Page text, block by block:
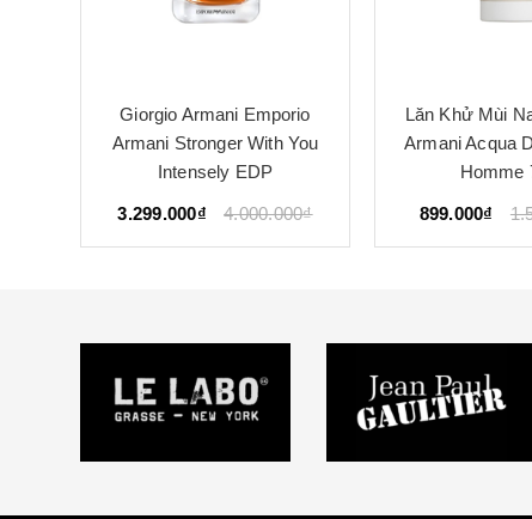
Lăn Khử Mùi Nam Giorgio
Armani Acqua Di Giò Pour
Homme 75g
899.000₫ 1.500.000₫
Nước hoa
Armani
Profondo
3.099.000₫